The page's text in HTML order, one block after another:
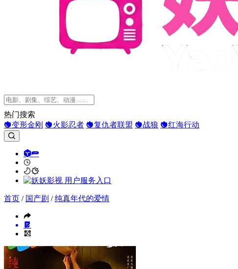
热门搜索
变形金刚
火影忍者 复仇者联盟 战狼 红海行动
首页 / 国产剧 /纯真年代的爱情